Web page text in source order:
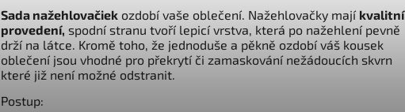
Sada nažehlovačiek ozdobí vaše oblečení. Nažehlovačky mají kvalitní
provedení, spodní stranu tvoří lepicí vrstva, která po nažehlení pevně
drží na látce. Kromě toho, že jednoduše a pěkně ozdobí váš kousek
oblečení jsou vhodné pro překrytí či zamaskování nežádoucích skvrn
které již není možné odstranit.
Postup: